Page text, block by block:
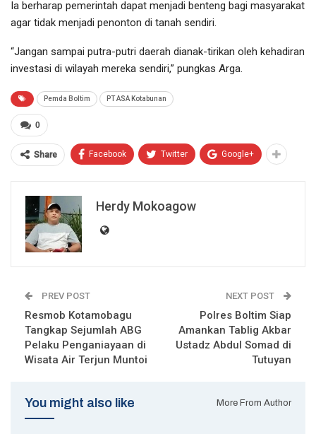
Ia berharap pemerintah dapat menjadi benteng bagi masyarakat
agar tidak menjadi penonton di tanah sendiri.
“Jangan sampai putra-putri daerah dianak-tirikan oleh kehadiran
investasi di wilayah mereka sendiri,” pungkas Arga.
Pemda Boltim PT ASA Kotabunan
0
Share Facebook Twitter Google+
Herdy Mokoagow
PREV POST
Resmob Kotamobagu
Tangkap Sejumlah ABG
Pelaku Penganiayaan di
Wisata Air Terjun Muntoi
NEXT POST
Polres Boltim Siap
Amankan Tablig Akbar
Ustadz Abdul Somad di
Tutuyan
You might also like More From Author